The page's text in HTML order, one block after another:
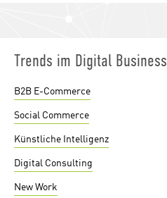
Trends im Digital Business
B2B E-Commerce
Social Commerce
Künstliche Intelligenz
Digital Consulting
New Work